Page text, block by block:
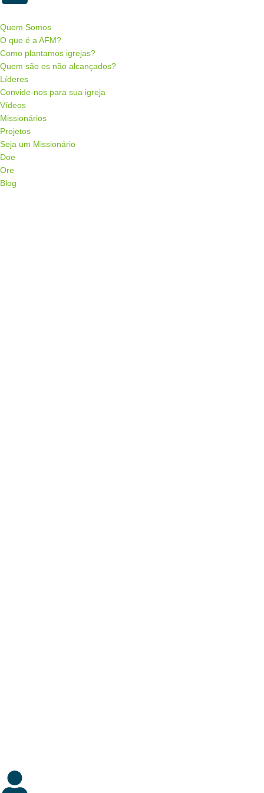
Quem Somos
O que é a AFM?
Como plantamos igrejas?
Quem são os não alcançados?
Líderes
Convide-nos para sua igreja
Vídeos
Missionários
Projetos
Seja um Missionário
Doe
Ore
Blog